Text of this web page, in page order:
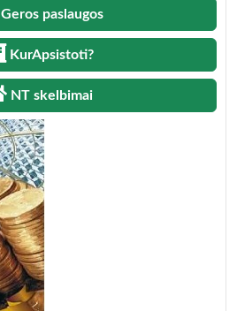
Geros paslaugos
KurApsistoti?
NT skelbimai